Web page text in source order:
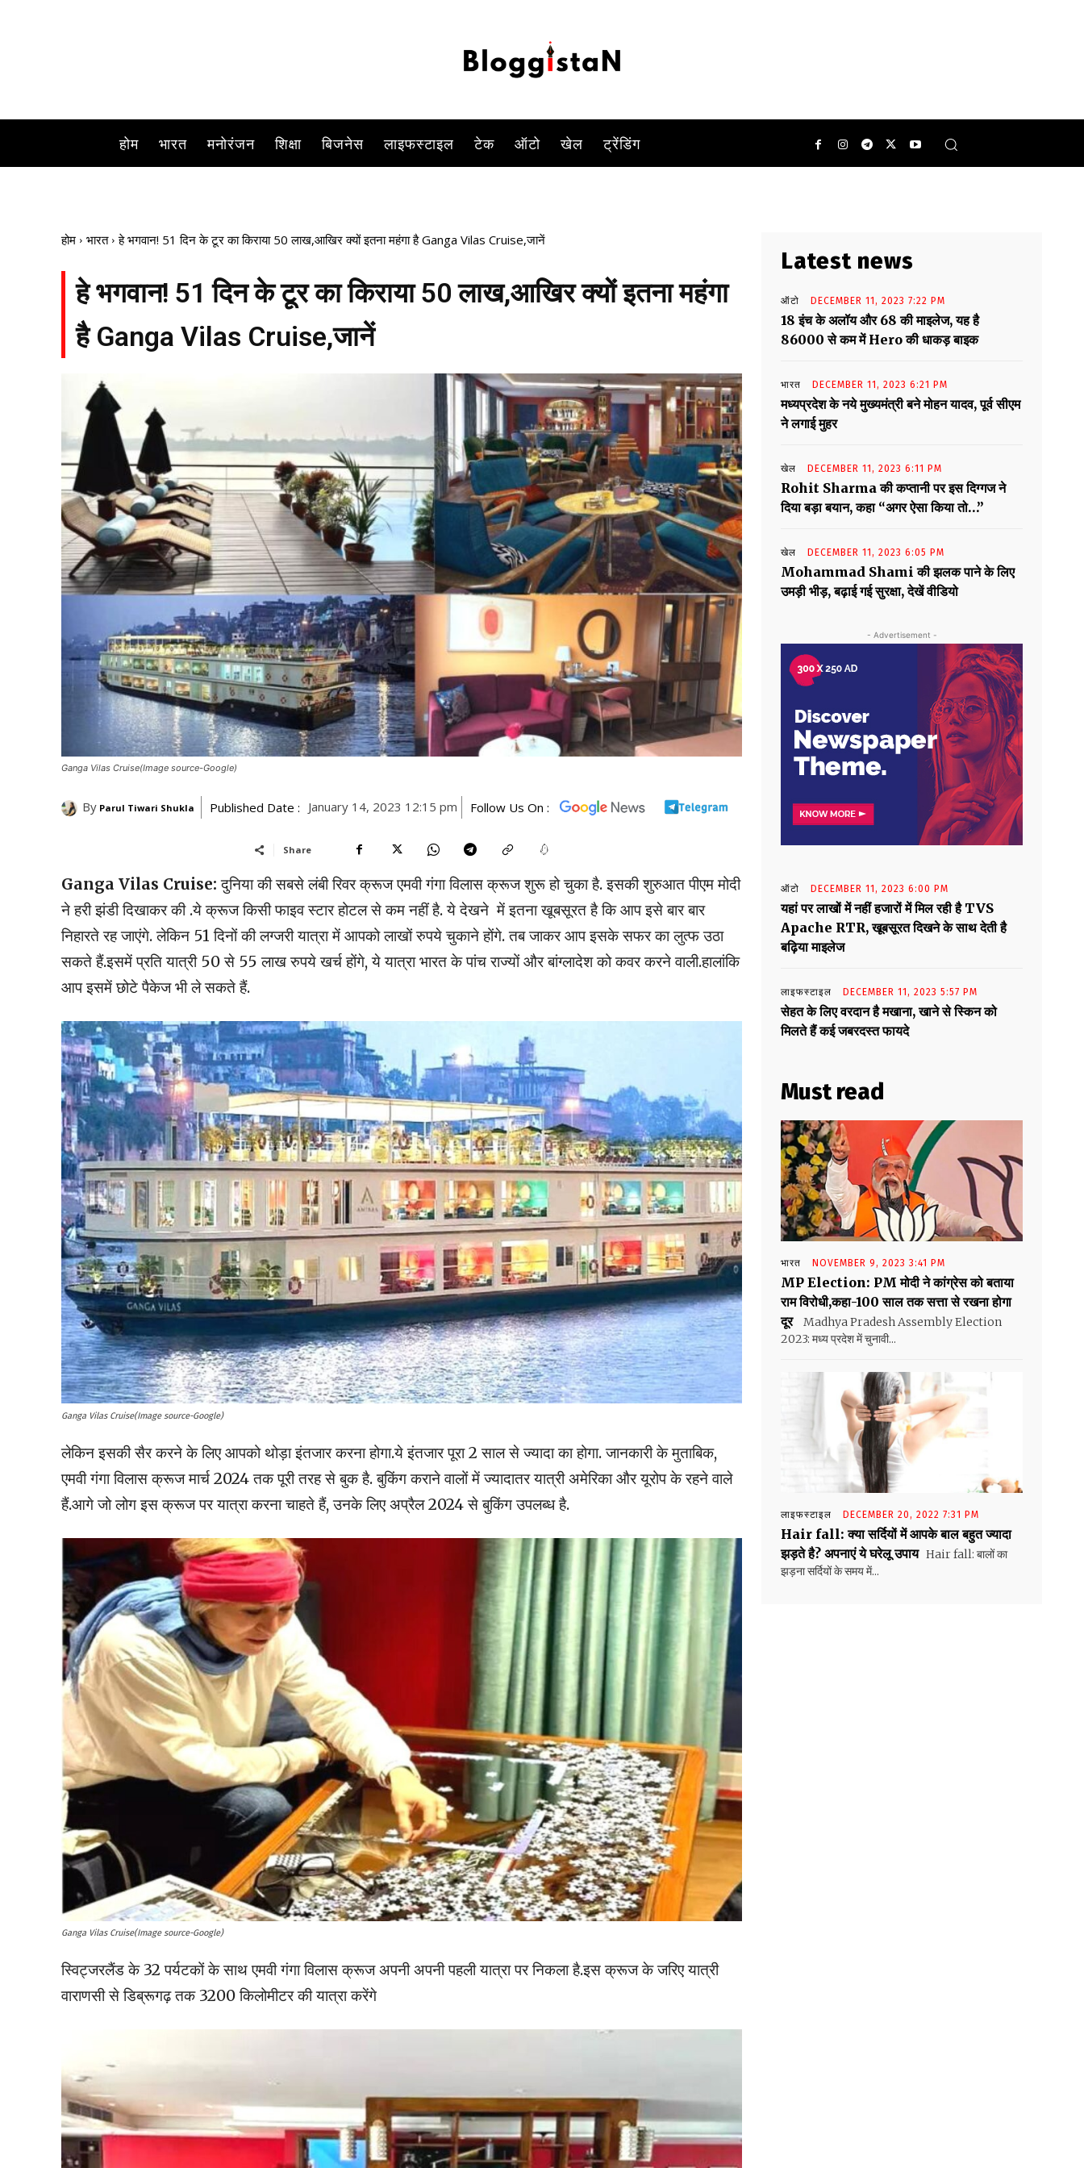
होम भारत मनोरंजन शिक्षा बिजनेस लाइफस्टाइल टेक ऑटो खेल ट्रेंडिंग
होम भारत हे भगवान! 51 दिन के टूर का किराया 50 लाख,आखिर क्यों इतना महंगा है Ganga Vilas Cruise,जानें
हे भगवान! 51 दिन के टूर का किराया 50 लाख,आखिर क्यों इतना महंगा
है Ganga Vilas Cruise,जानें
Ganga Vilas Cruise(Image source-Google)
By Parul Tiwari Shukla Published Date : January 14, 2023 12:15 pm Follow Us On :
Share
Ganga Vilas Cruise: दुनिया की सबसे लंबी रिवर क्रूज एमवी गंगा विलास क्रूज शुरू हो चुका है. इसकी शुरुआत पीएम मोदी
ने हरी झंडी दिखाकर की .ये क्रूज किसी फाइव स्टार होटल से कम नहीं है. ये देखने में इतना खूबसूरत है कि आप इसे बार बार
निहारते रह जाएंगे. लेकिन 51 दिनों की लग्जरी यात्रा में आपको लाखों रुपये चुकाने होंगे. तब जाकर आप इसके सफर का लुत्फ उठा
सकते हैं.इसमें प्रति यात्री 50 से 55 लाख रुपये खर्च होंगे, ये यात्रा भारत के पांच राज्यों और बांग्लादेश को कवर करने वाली.हालांकि
आप इसमें छोटे पैकेज भी ले सकते हैं.
Ganga Vilas Cruise(Image source-Google)
लेकिन इसकी सैर करने के लिए आपको थोड़ा इंतजार करना होगा.ये इंतजार पूरा 2 साल से ज्यादा का होगा. जानकारी के मुताबिक,
एमवी गंगा विलास क्रूज मार्च 2024 तक पूरी तरह से बुक है. बुकिंग कराने वालों में ज्यादातर यात्री अमेरिका और यूरोप के रहने वाले
हैं.आगे जो लोग इस क्रूज पर यात्रा करना चाहते हैं, उनके लिए अप्रैल 2024 से बुकिंग उपलब्ध है.
Ganga Vilas Cruise(Image source-Google)
स्विट्जरलैंड के 32 पर्यटकों के साथ एमवी गंगा विलास क्रूज अपनी अपनी पहली यात्रा पर निकला है.इस क्रूज के जरिए यात्री
वाराणसी से डिब्रूगढ़ तक 3200 किलोमीटर की यात्रा करेंगे
Latest news
ऑटो DECEMBER 11, 2023 7:22 PM
18 इंच के अलॉय और 68 की माइलेज, यह है
86000 से कम में Hero की धाकड़ बाइक
भारत DECEMBER 11, 2023 6:21 PM
मध्यप्रदेश के नये मुख्यमंत्री बने मोहन यादव, पूर्व सीएम
ने लगाई मुहर
खेल DECEMBER 11, 2023 6:11 PM
Rohit Sharma की कप्तानी पर इस दिग्गज ने
दिया बड़ा बयान, कहा “अगर ऐसा किया तो…”
खेल DECEMBER 11, 2023 6:05 PM
Mohammad Shami की झलक पाने के लिए
उमड़ी भीड़, बढ़ाई गई सुरक्षा, देखें वीडियो
- Advertisement -
ऑटो DECEMBER 11, 2023 6:00 PM
यहां पर लाखों में नहीं हजारों में मिल रही है TVS
Apache RTR, खूबसूरत दिखने के साथ देती है
बढ़िया माइलेज
लाइफस्टाइल DECEMBER 11, 2023 5:57 PM
सेहत के लिए वरदान है मखाना, खाने से स्किन को
मिलते हैं कई जबरदस्त फायदे
Must read
भारत NOVEMBER 9, 2023 3:41 PM
MP Election: PM मोदी ने कांग्रेस को बताया
राम विरोधी,कहा-100 साल तक सत्ता से रखना होगा
दूर
Madhya Pradesh Assembly Election
2023: मध्य प्रदेश में चुनावी...
लाइफस्टाइल DECEMBER 20, 2022 7:31 PM
Hair fall: क्‍या सर्दियों में आपके बाल बहुत ज्‍यादा
झड़ते है? अपनाएं ये घरेलू उपाय Hair fall: बालों का
झड़ना सर्दियों के समय में...